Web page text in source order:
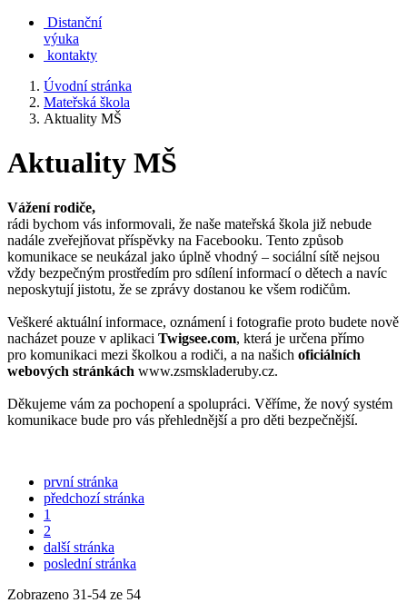
Distanční
výuka
kontakty
Úvodní stránka
Mateřská škola
Aktuality MŠ
Aktuality MŠ
Vážení rodiče,
rádi bychom vás informovali, že naše mateřská škola již nebude
nadále zveřejňovat příspěvky na Facebooku. Tento způsob
komunikace se neukázal jako úplně vhodný – sociální sítě nejsou
vždy bezpečným prostředím pro sdílení informací o dětech a navíc
neposkytují jistotu, že se zprávy dostanou ke všem rodičům.
Veškeré aktuální informace, oznámení i fotografie proto budete nově
nacházet pouze v aplikaci Twigsee.com, která je určena přímo
pro komunikaci mezi školkou a rodiči, a na našich oficiálních
webových stránkách www.zsmskladeruby.cz.
Děkujeme vám za pochopení a spolupráci. Věříme, že nový systém
komunikace bude pro vás přehlednější a pro děti bezpečnější.
první stránka
předchozí stránka
1
2
další stránka
poslední stránka
Zobrazeno 31-54 ze 54